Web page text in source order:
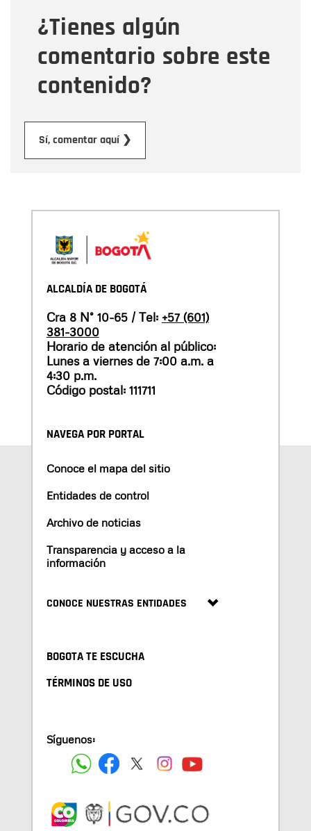
¿Tienes algún
comentario sobre este
contenido?
Sí, comentar aquí ❯
Mensaje
ALCALDÍA DE BOGOTÁ
Cra 8 N° 10-65 / Tel: +57 (601)
381-3000
Horario de atención al público:
Lunes a viernes de 7:00 a.m. a
4:30 p.m.
Código postal: 111711
NAVEGA POR PORTAL
Conoce el mapa del sitio
Entidades de control
Archivo de noticias
Transparencia y acceso a la
información
CONOCE NUESTRAS ENTIDADES
BOGOTA TE ESCUCHA
TÉRMINOS DE USO
Síguenos: